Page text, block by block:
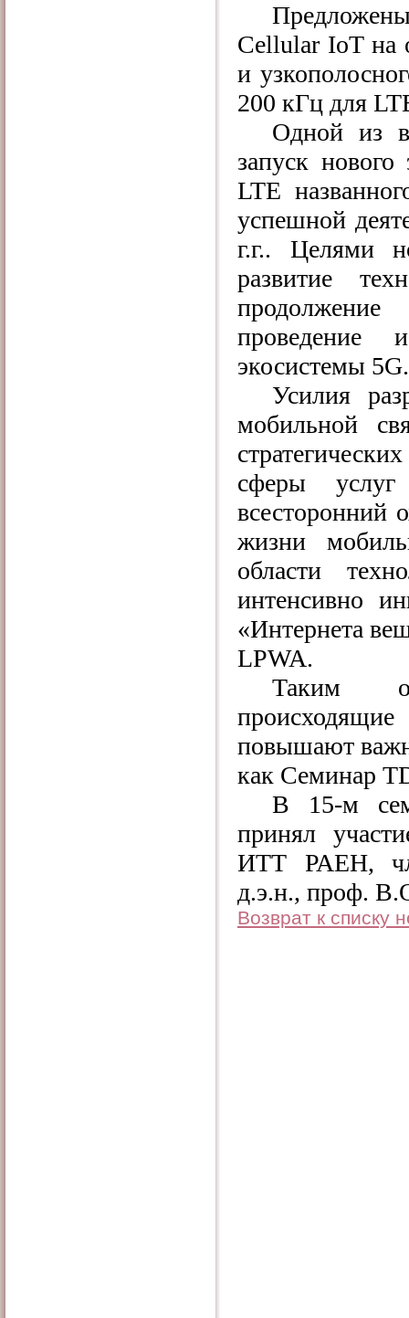
Cellular IoT на
и
200 кГц для
Одной из
запуск
LTE
успешной
г.г.. Целями
развитие
проведение
экосистемы 5G.
Усилия
мобильной
сферы услуг
всесторонний
жизни
области
интенсивно
«Интернета
LPWA.
Таким
повышают
как Семинар
В 15-м
принял
ИТТ РАЕН,
д.э.н., проф.
Возврат к списку